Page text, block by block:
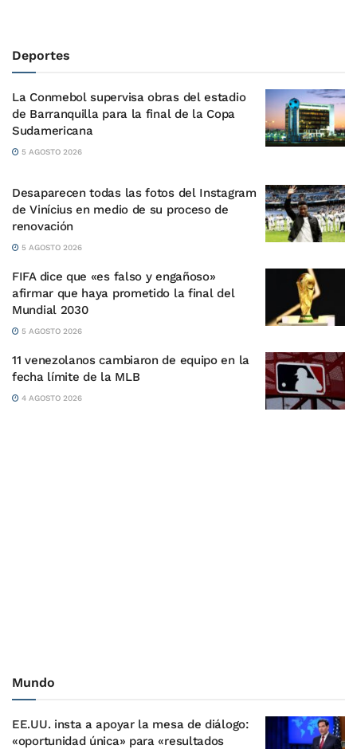
Deportes
La Conmebol supervisa obras del estadio
de Barranquilla para la final de la Copa
Sudamericana
5 AGOSTO 2026
Desaparecen todas las fotos del Instagram
de Vinícius en medio de su proceso de
renovación
5 AGOSTO 2026
FIFA dice que «es falso y engañoso»
afirmar que haya prometido la final del
Mundial 2030
5 AGOSTO 2026
11 venezolanos cambiaron de equipo en la
fecha límite de la MLB
4 AGOSTO 2026
Mundo
EE.UU. insta a apoyar la mesa de diálogo:
«oportunidad única» para «resultados